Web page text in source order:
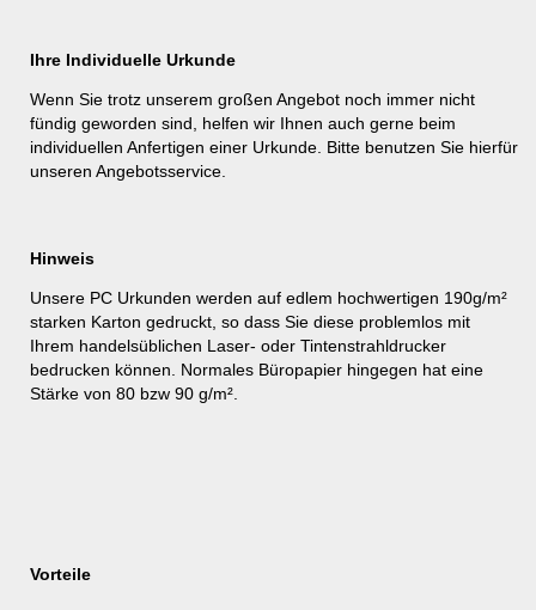
Ihre Individuelle Urkunde
Wenn Sie trotz unserem großen Angebot noch immer nicht
fündig geworden sind, helfen wir Ihnen auch gerne beim
individuellen Anfertigen einer Urkunde. Bitte benutzen Sie hierfür
unseren Angebotsservice
Hinweis
Unsere PC Urkunden werden auf edlem hochwertigen 190g/m²
starken Karton gedruckt, so dass Sie diese problemlos mit
Ihrem handelsüblichen Laser- oder Tintenstrahldrucker
bedrucken können. Normales Büropapier hingegen hat eine
Stärke von 80 bzw 90 g/m².
Vorteile